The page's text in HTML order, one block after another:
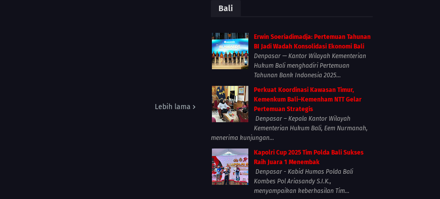
Lebih lama
Bali
Erwin Soeriadimadja: Pertemuan Tahunan
BI Jadi Wadah Konsolidasi Ekonomi Bali
Denpasar — Kantor Wilayah Kementerian
Hukum Bali menghadiri Pertemuan
Tahunan Bank Indonesia 2025...
Perkuat Koordinasi Kawasan Timur,
Kemenkum Bali–Kemenham NTT Gelar
Pertemuan Strategis
Denpasar – Kepala Kantor Wilayah
Kementerian Hukum Bali, Eem Nurmanah,
menerima kunjungan...
Kapolri Cup 2025 Tim Polda Bali Sukses
Raih Juara 1 Menembak
Denpasar - Kabid Humas Polda Bali
Kombes Pol Ariasandy S.I.K.,
menyampaikan keberhasilan Tim...